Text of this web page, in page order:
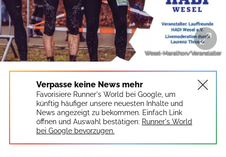
Wesel-Marathon/Veranstalter
Verpasse keine News mehr
Favorisiere Runner's World bei Google, um
künftig häufiger unsere neuesten Inhalte und
News angezeigt zu bekommen. Einfach Link
öffnen und Auswahl bestätigen: Runner's World
bei Google bevorzugen.